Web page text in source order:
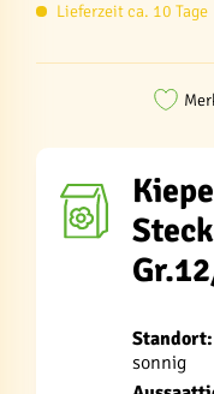
Lieferzeit ca. 10 Tage
Standort:
sonnig